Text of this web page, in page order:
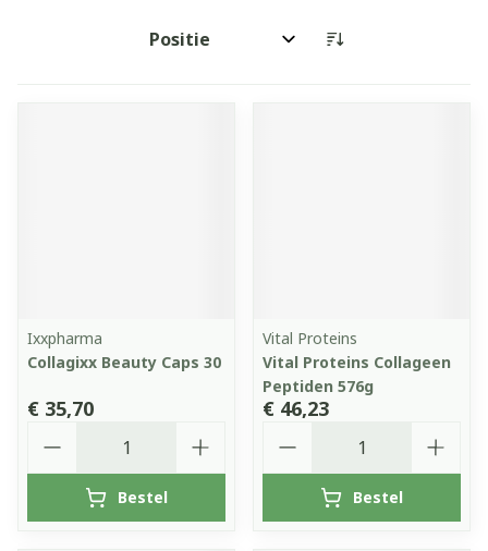
Sorteer op:
Ixxpharma
Collagixx Beauty Caps 30
€ 35,70
Bestel
Vital Proteins
Vital Proteins Collageen
Peptiden 576g
€ 46,23
Bestel